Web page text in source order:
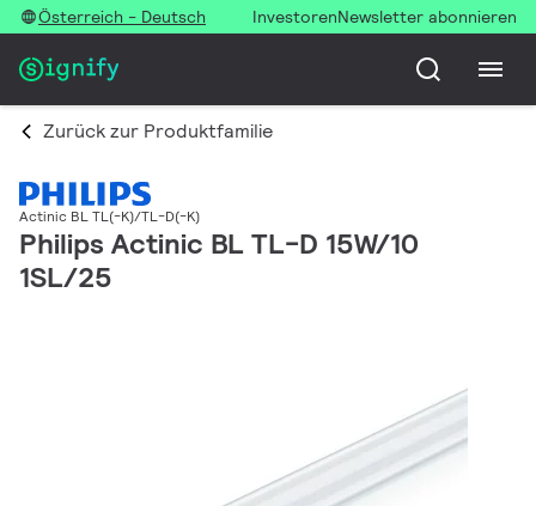
Österreich - Deutsch InvestorenNewsletter abonnieren
Zurück zur Produktfamilie
Actinic BL TL(-K)/TL-D(-K)
Philips Actinic BL TL-D 15W/10
1SL/25